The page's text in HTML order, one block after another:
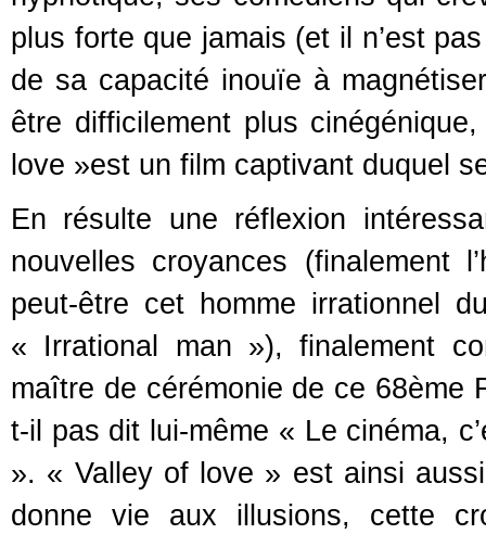
plus forte que jamais (et il n’est
de sa capacité inouïe à
être difficilement plus
love »est un film captivant duquel
En résulte une réflexion
nouvelles croyances (finalement
peut-être cet homme irrationnel
« Irrational man »), finalement
maître de cérémonie de ce 68ème
t-il pas dit lui-même « Le cinéma,
». « Valley of love » est ainsi
donne vie aux illusions, cette